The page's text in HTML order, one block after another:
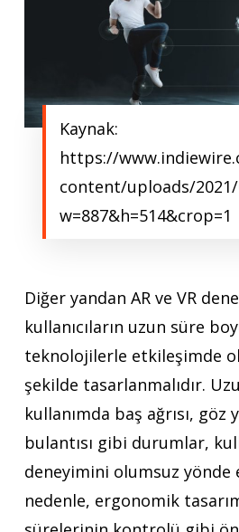
Kaynak:
https://
content/uploads/
w=887&h=514&crop=1
Diğer yandan AR ve VR
kullanıcıların uzun süre
teknolojilerle etkileşimde
şekilde tasarlanmalıdır.
kullanımda baş ağrısı,
bulantısı gibi durumlar,
deneyimini olumsuz yönde
nedenle, ergonomik